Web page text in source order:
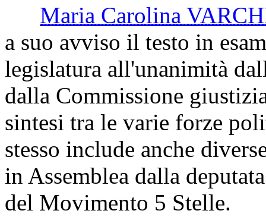
Maria Carolina
a suo avviso il testo in
legislatura all'unanimità
dalla Commissione
sintesi tra le varie forze
stesso include anche
in Assemblea dalla
del Movimento 5 Stelle.